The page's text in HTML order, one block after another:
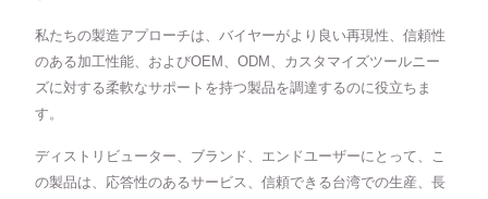
私たちの製造アプローチは、バイヤーがより良い再現性、信頼性
のある加工性能、およびOEM、ODM、カスタマイズツールニー
ズに対する柔軟なサポートを持つ製品を調達するのに役立ちま
す。
ディストリビューター、ブランド、エンドユーザーにとって、こ
の製品は、応答性のあるサービス、信頼できる台湾での生産、長